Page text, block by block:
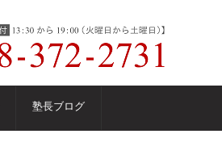
塾長ブログ